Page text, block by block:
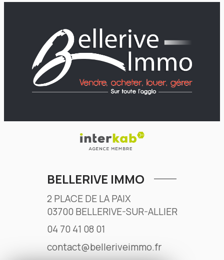
BELLERIVE IMMO
2 PLACE DE LA PAIX
03700 BELLERIVE-SUR-ALLIER
04 70 41 08 01
contact@belleriveimmo.fr